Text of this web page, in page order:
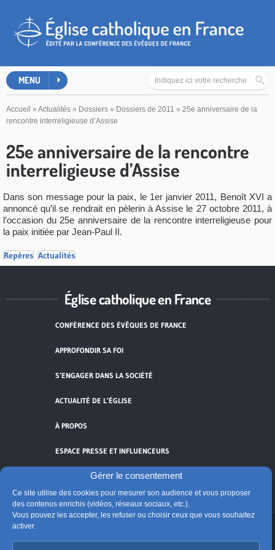
Gérer le consentement
Ce site utilise des cookies pour mesurer son audience et vous proposer
des contenus enrichis (vidéos, réseaux sociaux, etc.).
Vous pouvez les accepter, les refuser ou choisir ceux que vous souhaitez
activer.
MENU
Accueil » Actualités » Dossiers » Dossiers de 2011 » 25e anniversaire de la
rencontre interreligieuse d’Assise
25e anniversaire de la rencontre
interreligieuse d’Assise
Dans son message pour la paix, le 1er janvier 2011, Benoît XVI a
annoncé qu’il se rendrait en pèlerin à Assise le 27 octobre 2011, à
l’occasion du 25e anniversaire de la rencontre interreligieuse pour
la paix initiée par Jean-Paul II.
Repères Actualités
Église catholique en France
CONFÉRENCE DES ÉVÊQUES DE FRANCE
APPROFONDIR SA FOI
S’ENGAGER DANS LA SOCIÉTÉ
ACTUALITÉ DE L’ÉGLISE
À PROPOS
ESPACE PRESSE ET INFLUENCEURS
Cliquez pour accepter les cookies de